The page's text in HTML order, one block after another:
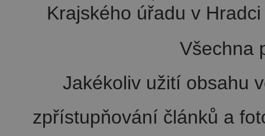
Krajského úřadu v
Všechna
Jakékoliv užití obsahu
zpřístupňování článků a